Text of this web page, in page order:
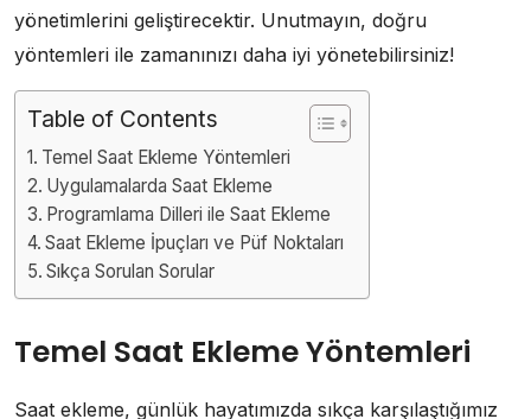
yönetimlerini geliştirecektir. Unutmayın, doğru
yöntemleri ile zamanınızı daha iyi yönetebilirsiniz!
Table of Contents
Temel Saat Ekleme Yöntemleri
Uygulamalarda Saat Ekleme
Programlama Dilleri ile Saat Ekleme
Saat Ekleme İpuçları ve Püf Noktaları
Sıkça Sorulan Sorular
Temel Saat Ekleme Yöntemleri
Saat ekleme, günlük hayatımızda sıkça karşılaştığımız